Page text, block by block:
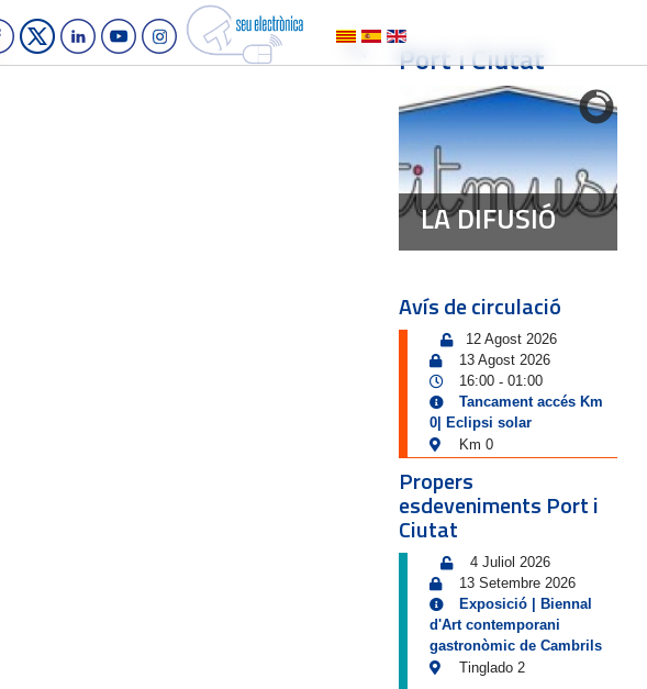
Port i Ciutat
LA DIFUSIÓ
Avís de circulació
12 Agost 2026
13 Agost 2026
16:00- 01:00
Tancament accés Km
0| Eclipsi solar
Km 0
Propers
esdeveniments Port i
Ciutat
4 Juliol 2026
13 Setembre 2026
Exposició | Biennal
d'Art contemporani
gastronòmic de Cambrils
Tinglado 2